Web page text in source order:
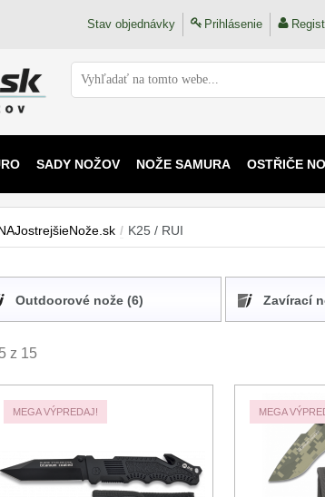
Stav objednávky Prihlásenie
SADY NOŽOV NOŽE SAMURA OSTŘIČE
/ K25 / RUI
Outdoorové nože (6) Zavírací
z 15
MEGA VÝPREDAJ! MEGA